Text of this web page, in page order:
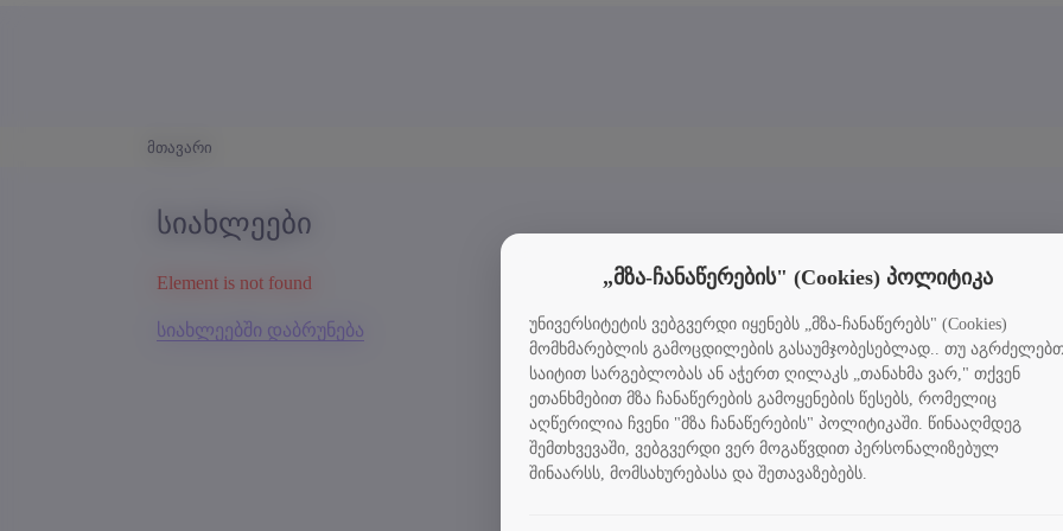
მთავარი
სიახლეები
Element is not found
სიახლეებში დაბრუნება
„მზა-ჩანაწერების" (Cookies) პოლიტიკა
უნივერსიტეტის ვებგვერდი იყენებს „მზა-ჩანაწერებს" (Cookies)
მომხმარებლის გამოცდილების გასაუმჯობესებლად.. თუ
საიტით სარგებლობას ან აჭერთ ღილაკს „თანახმა ვარ," თქვენ
ეთანხმებით მზა ჩანაწერების გამოყენების წესებს, რომელიც
აღწერილია ჩვენი "მზა ჩანაწერების" პოლიტიკაში. წინააღმდეგ
შემთხვევაში, ვებგვერდი ვერ მოგაწვდით პერსონალიზებულ
შინაარსს, მომსახურებასა და შეთავაზებებს.